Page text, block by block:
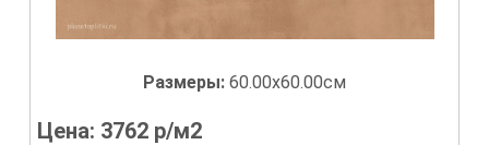
Размеры: 60.00x60.00см
Цена: 3762 р/м2